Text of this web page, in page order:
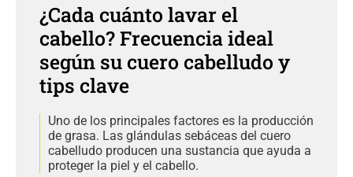
¿Cada cuánto lavar el
cabello? Frecuencia ideal
según su cuero cabelludo y
tips clave
Uno de los principales factores es la producción
de grasa. Las glándulas sebáceas del cuero
cabelludo producen una sustancia que ayuda a
proteger la piel y el cabello.